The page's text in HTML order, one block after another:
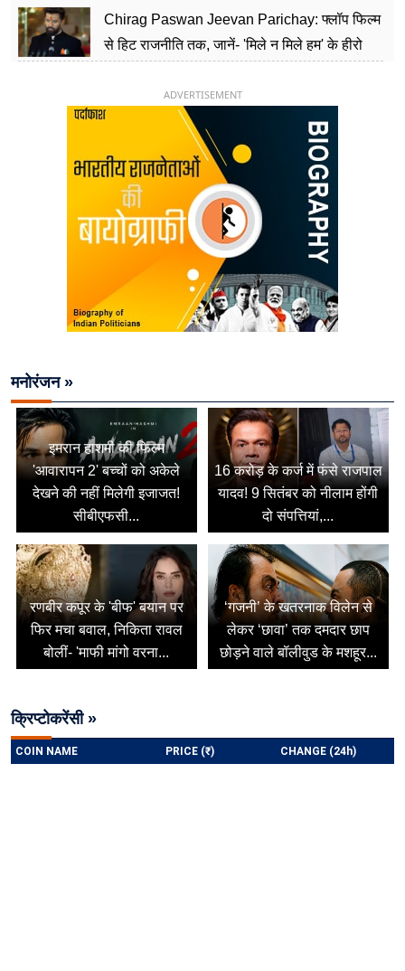
Chirag Paswan Jeevan Parichay: फ्लॉप फिल्म
से हिट राजनीति तक, जानें- 'मिले न मिले हम' के हीरो
ADVERTISEMENT
मनोरंजन »
इमरान हाशमी की फिल्म
'आवारापन 2' बच्चों को अकेले
देखने की नहीं मिलेगी इजाजत!
सीबीएफसी...
16 करोड़ के कर्ज में फंसे राजपाल
यादव! 9 सितंबर को नीलाम होंगी
दो संपत्तियां,...
रणबीर कपूर के 'बीफ' बयान पर
फिर मचा बवाल, निकिता रावल
बोलीं- 'माफी मांगो वरना...
‘गजनी’ के खतरनाक विलेन से
लेकर ‘छावा’ तक दमदार छाप
छोड़ने वाले बॉलीवुड के मशहूर...
क्रिप्टोकरेंसी »